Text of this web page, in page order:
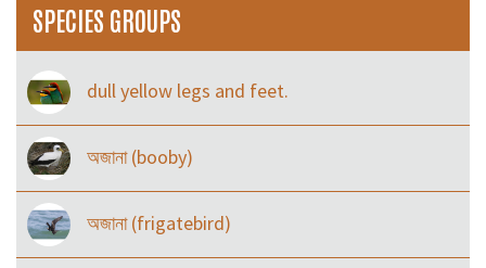
SPECIES GROUPS
dull yellow legs and feet.
অজানা (booby)
অজানা (frigatebird)